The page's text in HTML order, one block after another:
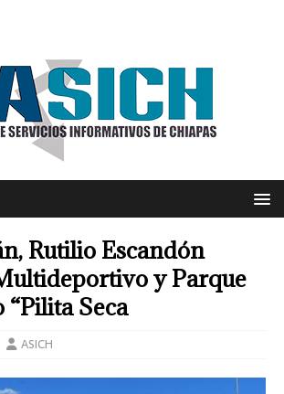
Rutilio Escandón
y Parque
“Pilita Seca
ASICH